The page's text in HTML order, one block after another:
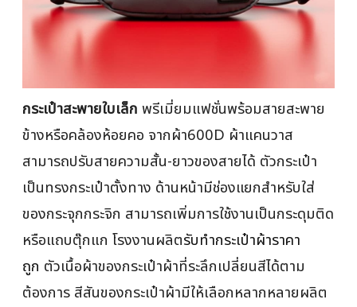
กระเป๋าสะพายใบเล็ก พรีเมี่ยมแฟชั่นพร้อมสายสะพาย
ข้างหรือคล้องห้อยคอ จากผ้า600D ผ้าแคนวาส
สามารถปรับสายความสั้น-ยาวของสายได้ ตัวกระเป๋า
เป็นทรงกระเป๋าตั้งทาง ด้านหน้ามีช่องแยกสำหรับใส่
ของกระจุกกระจิก สามารถเพิ่มการใช้งานเป็นกระดุมติด
หรือแถบตุ๊กแก โรงงานผลิตรับทำกระเป๋าผ้าราคา
ถูก ตัวเนื้อผ้าของกระเป๋าผ้าที่ระลึกเปลี่ยนสีได้ตาม
ต้องการ สีสันของกระเป๋าผ้ามีให้เลือกหลากหลายผลิต